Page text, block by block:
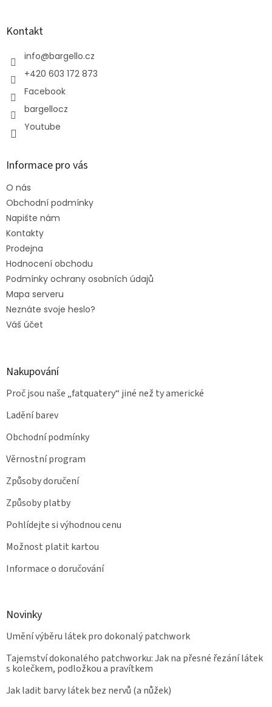
Kontakt
info@bargello.cz
+420 603 172 873
Facebook
bargellocz
Youtube
Informace pro vás
O nás
Obchodní podmínky
Napište nám
Kontakty
Prodejna
Hodnocení obchodu
Podmínky ochrany osobních údajů
Mapa serveru
Neznáte svoje heslo?
Váš účet
Nakupování
Proč jsou naše „fatquatery“ jiné než ty americké
Ladění barev
Obchodní podmínky
Věrnostní program
Způsoby doručení
Způsoby platby
Pohlídejte si výhodnou cenu
Možnost platit kartou
Informace o doručování
Novinky
Umění výběru látek pro dokonalý patchwork
Tajemství dokonalého patchworku: Jak na přesné řezání látek
s kolečkem, podložkou a pravítkem
Jak ladit barvy látek bez nervů (a nůžek)